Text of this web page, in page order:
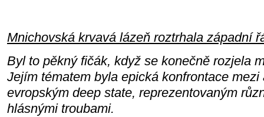
Mnichovská krvavá lázeň roztrhala západní
Byl to pěkný fičák, když se konečně rozjela
Jejím tématem byla epická konfrontace mezi
evropským deep state, reprezentovaným
hlásnými troubami.